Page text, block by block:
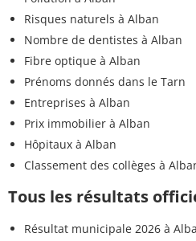
Risques naturels à Alban
Nombre de dentistes à Alban
Fibre optique à Alban
Prénoms donnés dans le Tarn
Entreprises à Alban
Prix immobilier à Alban
Hôpitaux à Alban
Classement des collèges à
Tous les résultats
Résultat municipale 2026 à